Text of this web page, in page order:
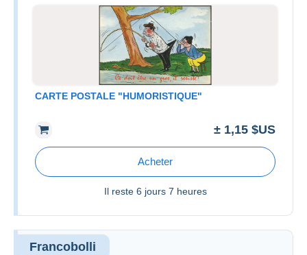
CARTE POSTALE "HUMORISTIQUE"
± 1,15 $US
Acheter
Il reste 6 jours 7 heures
Francobolli